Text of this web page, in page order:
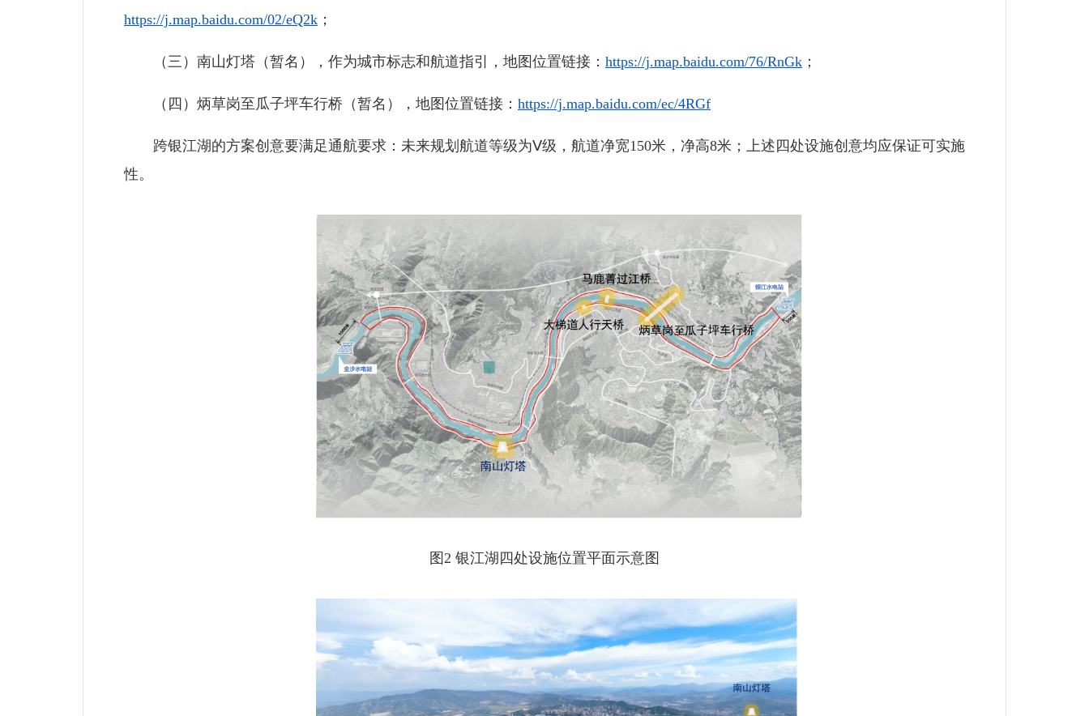
https://j.map.baidu.com/02/eQ2k ；
（三）南山灯塔（暂名），作为城市标志和航道指引，地图位置链接： https://j.map.baidu.com/76/RnGk ；
（四）炳草岗至瓜子坪车行桥（暂名），地图位置链接： https://j.map.baidu.com/ec/4RGf
跨银江湖的方案创意要满足通航要求：未来规划航道等级为Ⅴ级，航道净宽150米，净高8米；上述四处设施创意均应保证可实施
性。
图2 银江湖四处设施位置平面示意图